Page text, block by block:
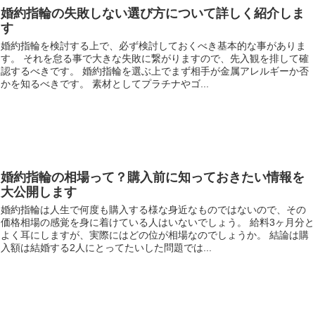
婚約指輪の失敗しない選び方について詳しく紹介しま
す
婚約指輪を検討する上で、必ず検討しておくべき基本的な事がありま
す。 それを怠る事で大きな失敗に繋がりますので、先入観を排して確
認するべきです。 婚約指輪を選ぶ上でまず相手が金属アレルギーか否
かを知るべきです。 素材としてプラチナやゴ...
婚約指輪の相場って？購入前に知っておきたい情報を
大公開します
婚約指輪は人生で何度も購入する様な身近なものではないので、その
価格相場の感覚を身に着けている人はいないでしょう。 給料3ヶ月分と
よく耳にしますが、実際にはどの位が相場なのでしょうか。 結論は購
入額は結婚する2人にとってたいした問題では...